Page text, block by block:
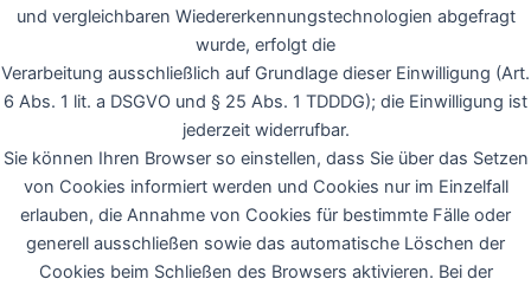
und vergleichbaren Wiedererkennungstechnologien abgefragt
wurde, erfolgt die
Verarbeitung ausschließlich auf Grundlage dieser Einwilligung (Art.
6 Abs. 1 lit. a DSGVO und § 25 Abs. 1 TDDDG); die Einwilligung ist
jederzeit widerrufbar.
Sie können Ihren Browser so einstellen, dass Sie über das Setzen
von Cookies informiert werden und Cookies nur im Einzelfall
erlauben, die Annahme von Cookies für bestimmte Fälle oder
generell ausschließen sowie das automatische Löschen der
Cookies beim Schließen des Browsers aktivieren. Bei der